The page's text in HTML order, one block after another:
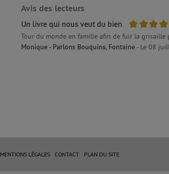
Avis des lecteurs
Un livre qui nous veut du bien 5/5
Tour du monde en famille afin de fuir la
Monique - Parlons Bouquins, Fontaine - Le 08
MENTIONS LÉGALES CONTACT PLAN DU SITE